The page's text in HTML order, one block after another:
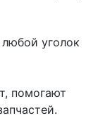
уголок
помогают